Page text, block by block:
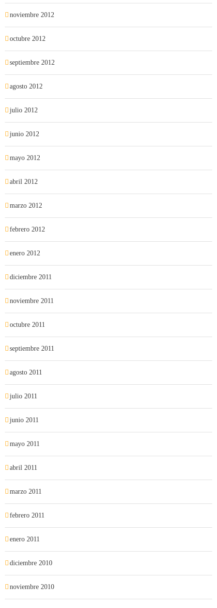
noviembre 2012
octubre 2012
septiembre 2012
agosto 2012
julio 2012
junio 2012
mayo 2012
abril 2012
marzo 2012
febrero 2012
enero 2012
diciembre 2011
noviembre 2011
octubre 2011
septiembre 2011
agosto 2011
julio 2011
junio 2011
mayo 2011
abril 2011
marzo 2011
febrero 2011
enero 2011
diciembre 2010
noviembre 2010